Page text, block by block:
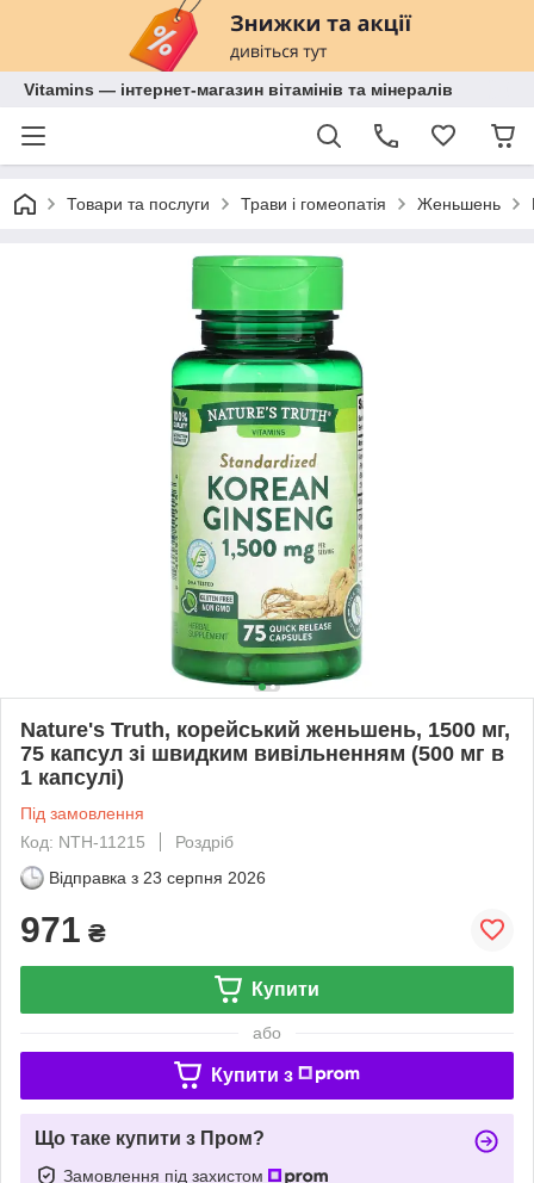
Vitamins — інтернет-магазин вітамінів та мінералів
Товари та послуги Трави і гомеопатія Женьшень
Nature's Truth, корейський женьшень, 1500 мг,
75 капсул зі швидким вивільненням (500 мг в
1 капсулі)
Під замовлення
Код: NTH-11215
Роздріб
Відправка з 23 серпня 2026
971 ₴
Купити
або
Купити з
Що таке купити з Пром?
Замовлення під захистом